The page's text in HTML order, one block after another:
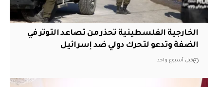
الخارجية الفلسطينية تحذر من تصاعد التوتر في
الضفة وتدعو لتحرك دولي ضد إسرائيل
قبل أسبوع واحد